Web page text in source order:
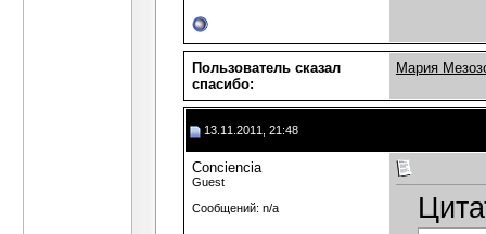
Пользователь сказал
cпасибо:
Мария
13.11.2011, 21:48
Сonciencia
Guest
Сообщений: n/a